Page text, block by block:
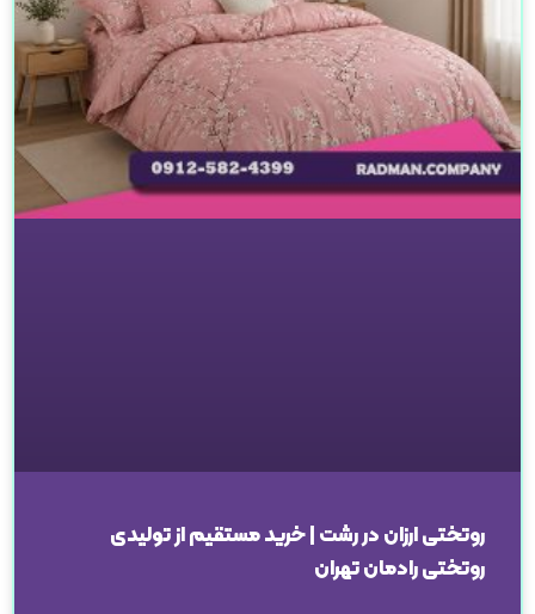
روتختی ارزان در رشت | خرید مستقیم از تولیدی
روتختی رادمان تهران